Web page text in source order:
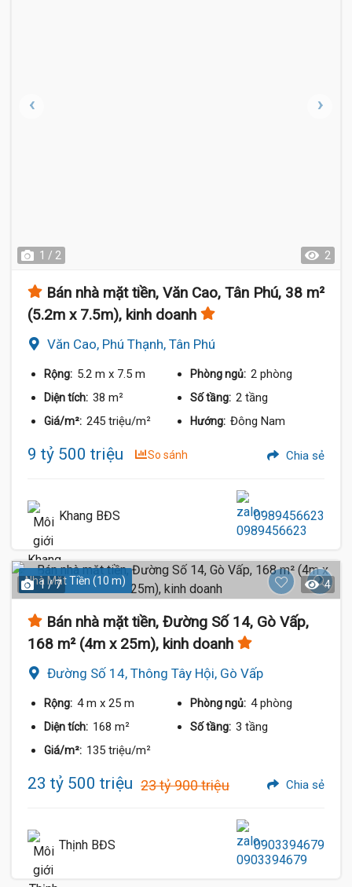
1 / 2 2
Bán nhà mặt tiền, Văn Cao, Tân Phú, 38 m²
(5.2m x 7.5m), kinh doanh
Văn Cao, Phú Thạnh, Tân Phú
Rộng: 5.2 m x 7.5 m Phòng ngủ: 2 phòng
Diện tích: 38 m² Số tầng: 2 tầng
Giá/m²: 245 triệu/m² Hướng: Đông Nam
9 tỷ 500 triệu So sánh Chia sẻ
Khang BĐS 0989456623
Nhà Mặt Tiền (10 m)
1 / 7 4
Bán nhà mặt tiền, Đường Số 14, Gò Vấp,
168 m² (4m x 25m), kinh doanh
Đường Số 14, Thông Tây Hội, Gò Vấp
Rộng: 4 m x 25 m Phòng ngủ: 4 phòng
Diện tích: 168 m² Số tầng: 3 tầng
Giá/m²: 135 triệu/m²
23 tỷ 500 triệu 23 tỷ 900 triệu Chia sẻ
Thịnh BĐS 0903394679